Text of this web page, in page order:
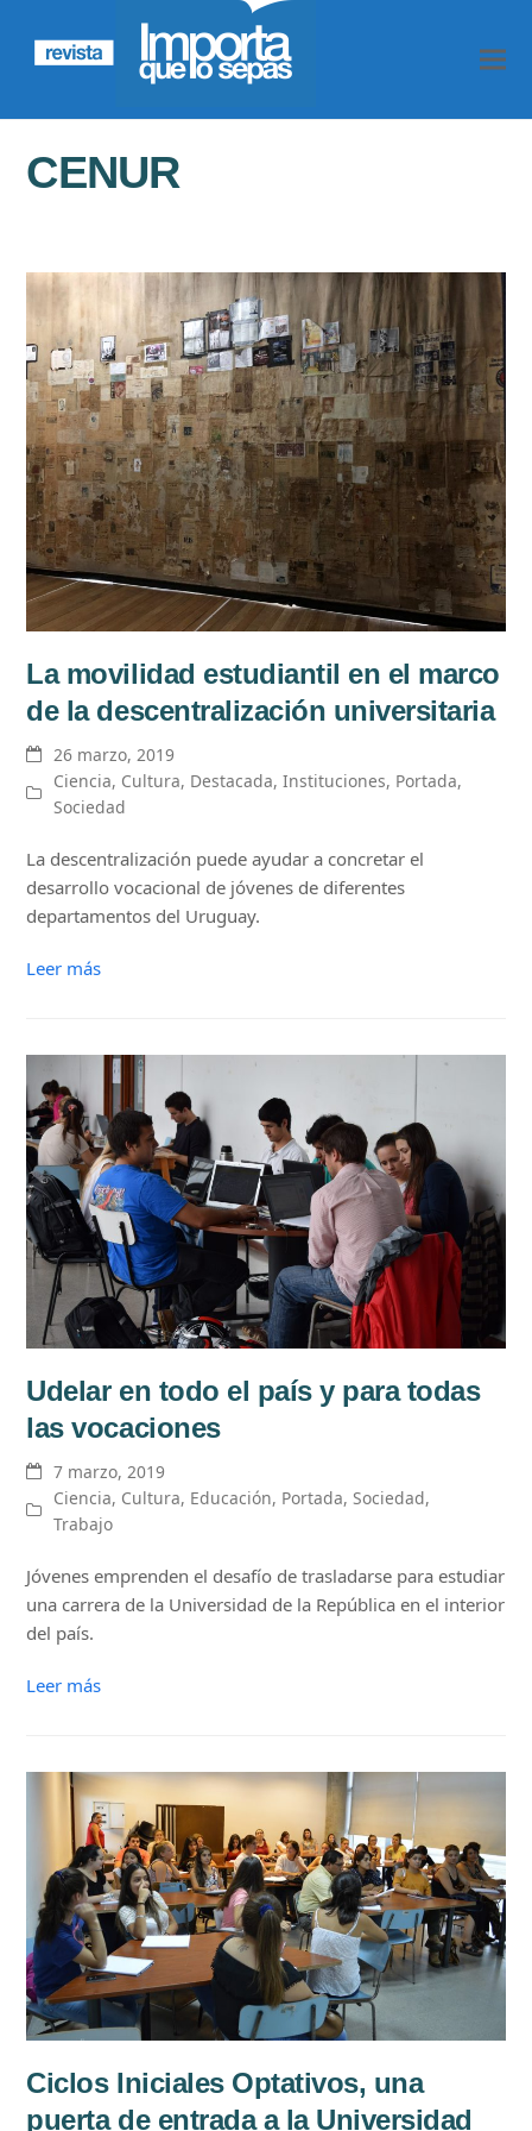
CENUR
La movilidad estudiantil en el marco
de la descentralización universitaria
26 marzo, 2019
Ciencia, Cultura, Destacada,Instituciones, Portada,
Sociedad
La descentralización puede ayudar a concretar el
desarrollo vocacional de jóvenes de diferentes
departamentos del Uruguay.
Leer más
Udelar en todo el país y para todas
las vocaciones
7 marzo, 2019
Ciencia, Cultura, Educación, Portada, Sociedad,
Trabajo
Jóvenes emprenden el desafío de trasladarse para estudiar
una carrera de la Universidad de la República en el interior
del país.
Leer más
Ciclos Iniciales Optativos, una
puerta de entrada a la Universidad